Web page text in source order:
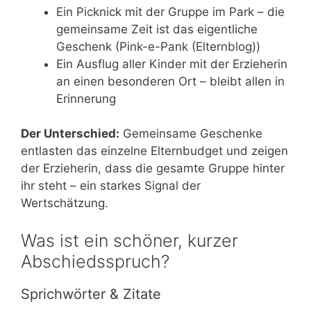
Ein Picknick mit der Gruppe im Park – die
gemeinsame Zeit ist das eigentliche
Geschenk (Pink-e-Pank (Elternblog))
Ein Ausflug aller Kinder mit der Erzieherin
an einen besonderen Ort – bleibt allen in
Erinnerung
Der Unterschied: Gemeinsame Geschenke
entlasten das einzelne Elternbudget und zeigen
der Erzieherin, dass die gesamte Gruppe hinter
ihr steht – ein starkes Signal der
Wertschätzung.
Was ist ein schöner, kurzer
Abschiedsspruch?
Sprichwörter & Zitate